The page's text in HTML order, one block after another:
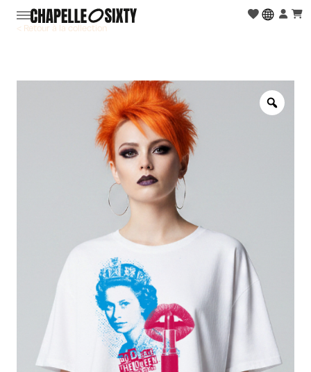
< Retour à la collection
Zoom